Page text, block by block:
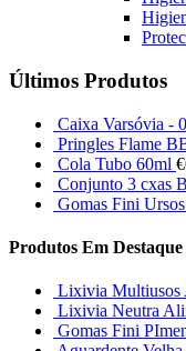
Últimos Produtos
Caixa Varsóvia -
Pringles Flame
Cola Tubo 60ml €
Conjunto 3 cxas
Gomas Fini
Produtos Em Destaque
Lixivia
Lixivia Neutra
Gomas Fini